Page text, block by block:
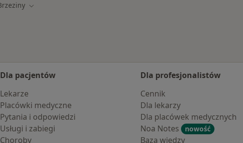
miasto Zmień miasto
Dla pacjentów
Lekarze
Placówki medyczne
Pytania i odpowiedzi
Usługi i zabiegi
Choroby
Dla profesjonalistów
Cennik
Dla lekarzy
Dla placówek medycznych
Noa Notes
nowość
Baza wiedzy